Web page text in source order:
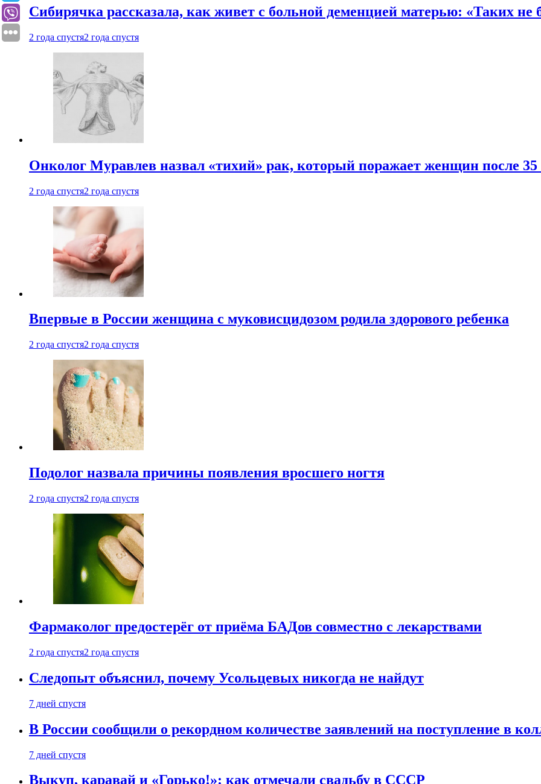
Сибирячка рассказала, как живет с больной деменцией матерью: «Таких не
2 года спустя2 года спустя
Онколог Муравлев назвал «тихий» рак, который поражает женщин после 35
2 года спустя2 года спустя
Впервые в России женщина с муковисцидозом родила здорового ребенка
2 года спустя2 года спустя
Подолог назвала причины появления вросшего ногтя
2 года спустя2 года спустя
Фармаколог предостерёг от приёма БАДов совместно с лекарствами
2 года спустя2 года спустя
Следопыт объяснил, почему Усольцевых никогда не найдут
7 дней спустя
В России сообщили о рекордном количестве заявлений на поступление в
7 дней спустя
Выкуп, каравай и «Горько!»: как отмечали свадьбу в СССР